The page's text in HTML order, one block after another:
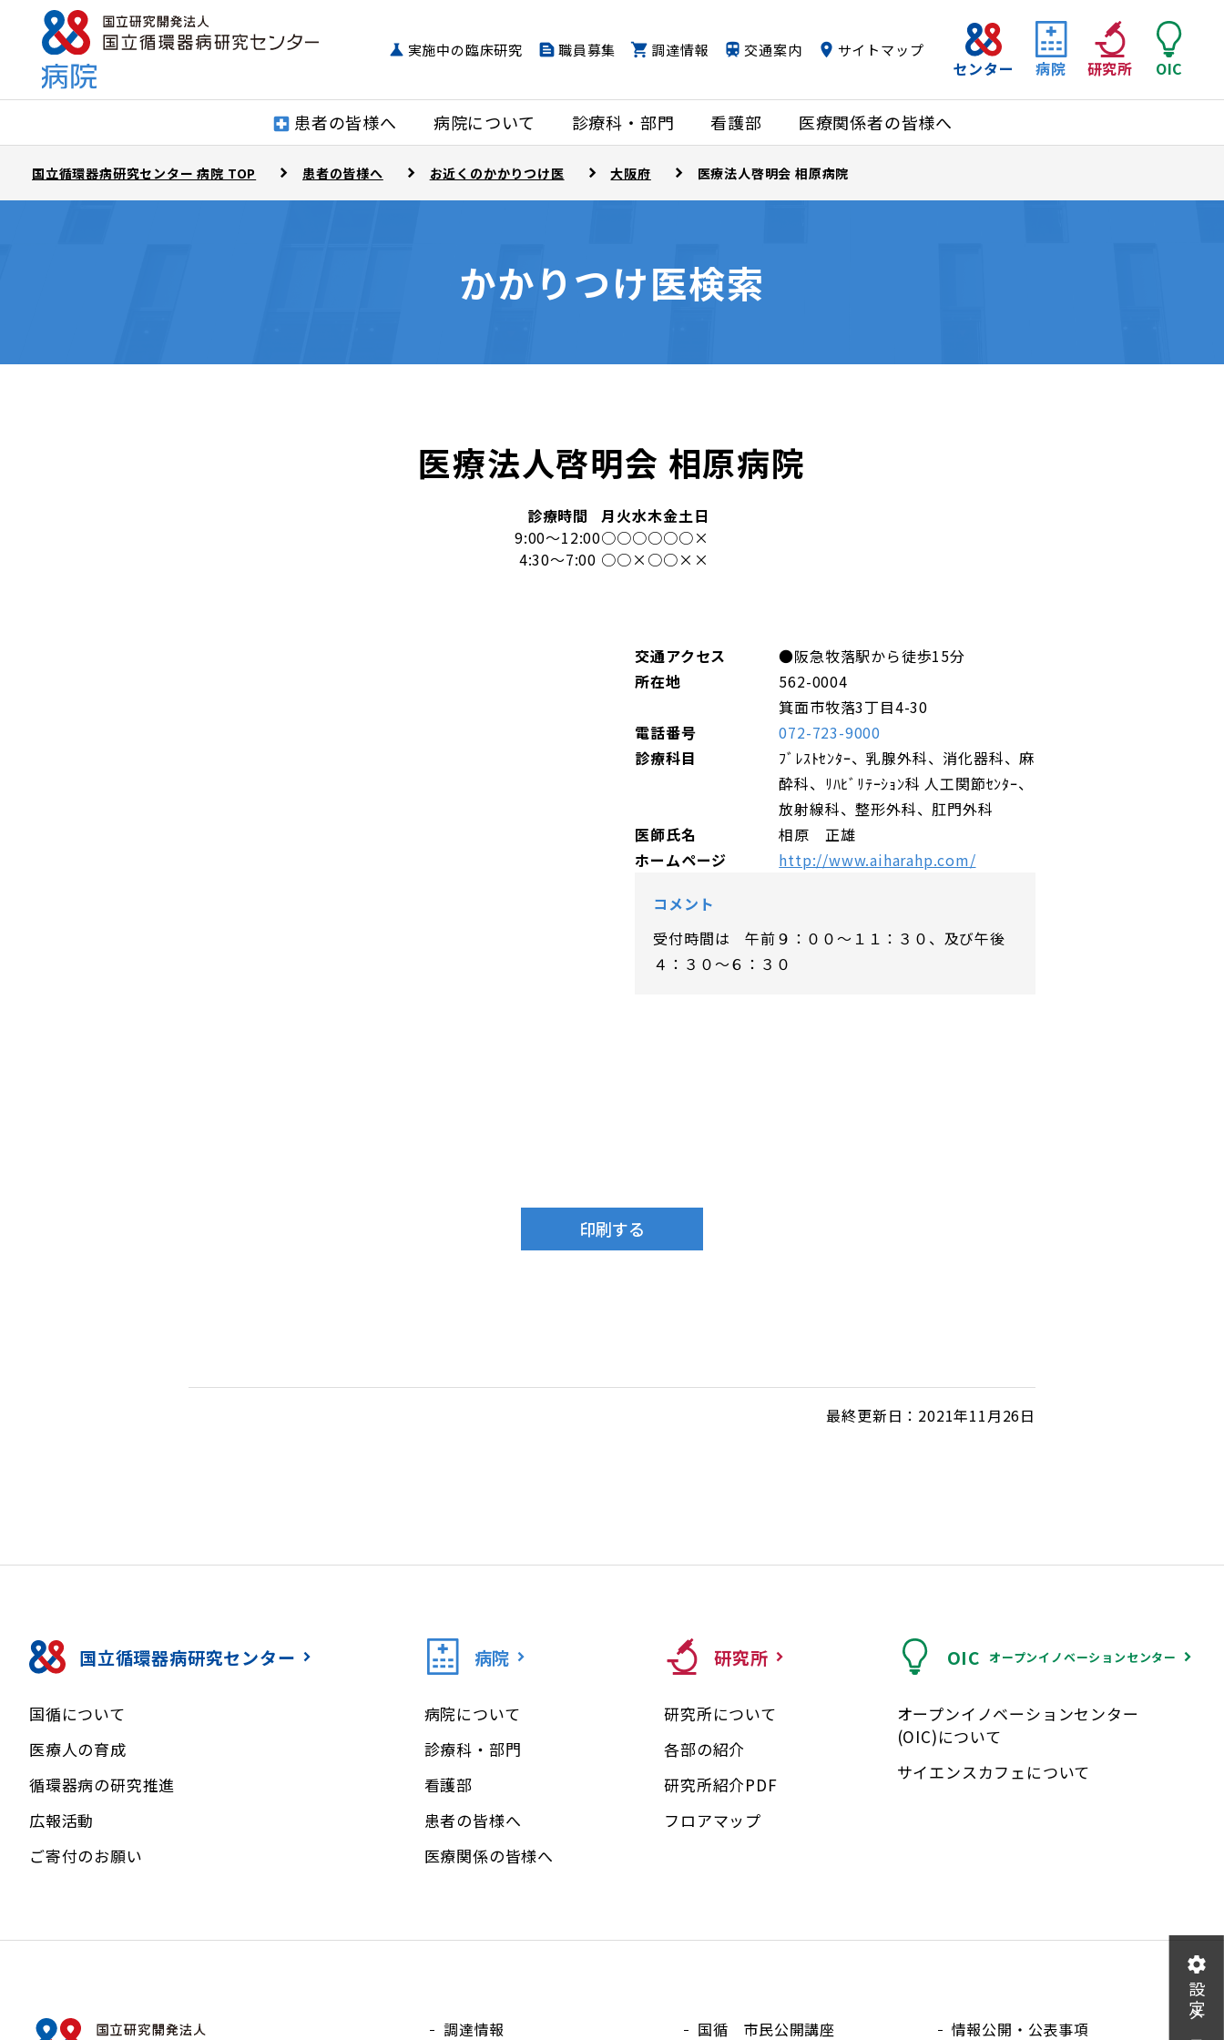
患者の皆様へ 病院について 診療科・部門 看護部 医療関係者の皆様へ
センター 病院 研究所 OIC
実施中の臨床研究 職員募集 調達情報 交通案内 サイトマップ
国立循環器病研究センター 病院 TOP 患者の皆様へ お近くのかかりつけ医 大阪府 医療法人啓明会 相原病院
かかりつけ医検索
医療法人啓明会 相原病院
診療時間 月火水木金土日
9:00～12:00○○○○○○×
4:30～7:00 ○○× ○○× ×
交通アクセス
●阪急牧落駅から徒歩15分
所在地
562-0004
箕面市牧落3丁目4-30
電話番号
072-723-9000
診療科目
ﾌﾞﾚｽﾄｾﾝﾀｰ、乳腺外科、消化器科、麻
酔科、ﾘﾊﾋﾞﾘﾃｰｼｮﾝ科 人工関節ｾﾝﾀｰ、
放射線科、整形外科、肛門外科
医師氏名
相原 正雄
ホームページ
http://www.aiharahp.com/
コメント
受付時間は 午前９：００～１１：３０、及び午後
４：３０～６：３０
最終更新日：2021年11月26日
国立循環器病研究センター
国循について
医療人の育成
循環器病の研究推進
広報活動
ご寄付のお願い
病院
病院について
診療科・部門
看護部
患者の皆様へ
医療関係の皆様へ
研究所
研究所について
各部の紹介
研究所紹介PDF
フロアマップ
OIC オープンイノベーションセンター
オープンイノベーションセンター
(OIC)について
サイエンスカフェについて
調達情報 国循 市民公開講座 情報公開・公表事項